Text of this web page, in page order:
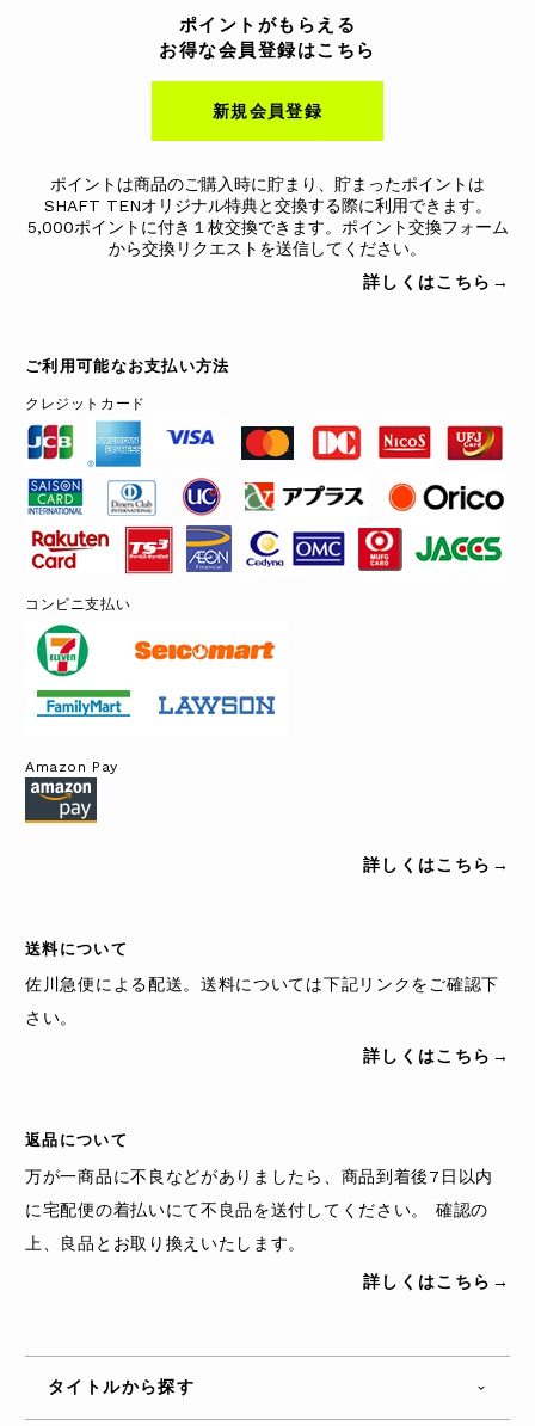
ポイントがもらえる
お得な会員登録はこちら
新規会員登録
ポイントは商品のご購入時に貯まり、貯まったポイントは
SHAFT TENオリジナル特典と交換する際に利用できます。
5,000ポイントに付き１枚交換できます。ポイント交換フォーム
から交換リクエストを送信してください。
詳しくはこちら→
ご利用可能なお支払い方法
クレジットカード
コンビニ支払い
Amazon Pay
詳しくはこちら→
送料について
佐川急便による配送。送料については下記リンクをご確認下
さい。
詳しくはこちら→
返品について
万が一商品に不良などがありましたら、商品到着後7日以内
に宅配便の着払いにて不良品を送付してください。 確認の
上、良品とお取り換えいたします。
詳しくはこちら→
タイトルから探す